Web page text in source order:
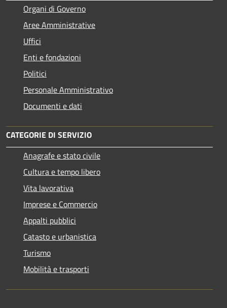
Organi di Governo
Aree Amministrative
Uffici
Enti e fondazioni
Politici
Personale Amministrativo
Documenti e dati
CATEGORIE DI SERVIZIO
Anagrafe e stato civile
Cultura e tempo libero
Vita lavorativa
Imprese e Commercio
Appalti pubblici
Catasto e urbanistica
Turismo
Mobilità e trasporti